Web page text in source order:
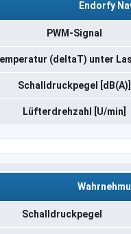
Endorfy
PWM-Signal
(deltaT) unter
Schalldruckpegel [dB(A)]
Lüfterdrehzahl [U/min]
Schalldruckpegel